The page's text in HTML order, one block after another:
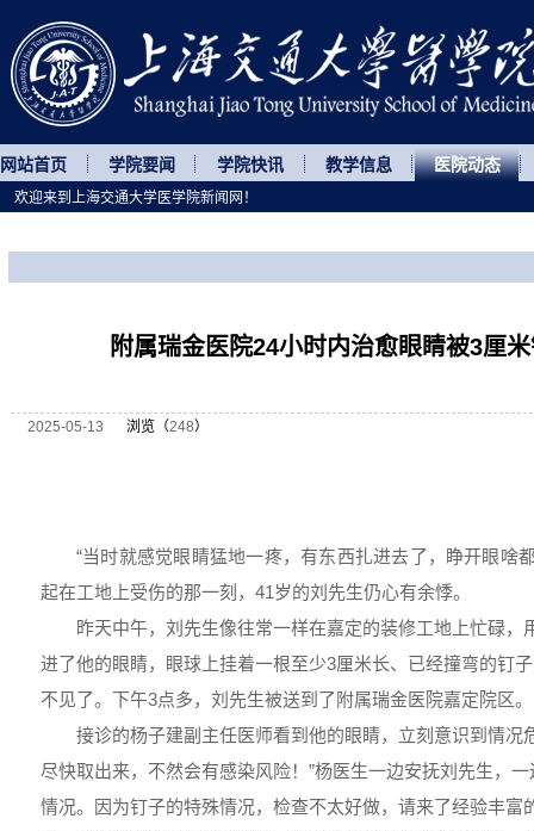
网站首页 学院要闻 学院快讯 教学信息 医院动态
附属瑞金医院24小时内治愈眼睛被3厘
2025-05-13 浏览（248）
“当时就感觉眼睛猛地一疼，有东西扎进去了，睁开眼啥
起在工地上受伤的那一刻，41岁的刘先生仍心有余悸。
昨天中午，刘先生像往常一样在嘉定的装修工地上忙碌，
进了他的眼睛，眼球上挂着一根至少3厘米长、已经撞弯的钉
不见了。下午3点多，刘先生被送到了附属瑞金医院嘉定院区。
接诊的杨子建副主任医师看到他的眼睛，立刻意识到情况
尽快取出来，不然会有感染风险！”杨医生一边安抚刘先生，
情况。因为钉子的特殊情况，检查不太好做，请来了经验丰富
欢迎来到上海交通大学医学院新闻网！